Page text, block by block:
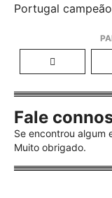
Portugal
Fale
Se encontrou algum
Muito obrigado.